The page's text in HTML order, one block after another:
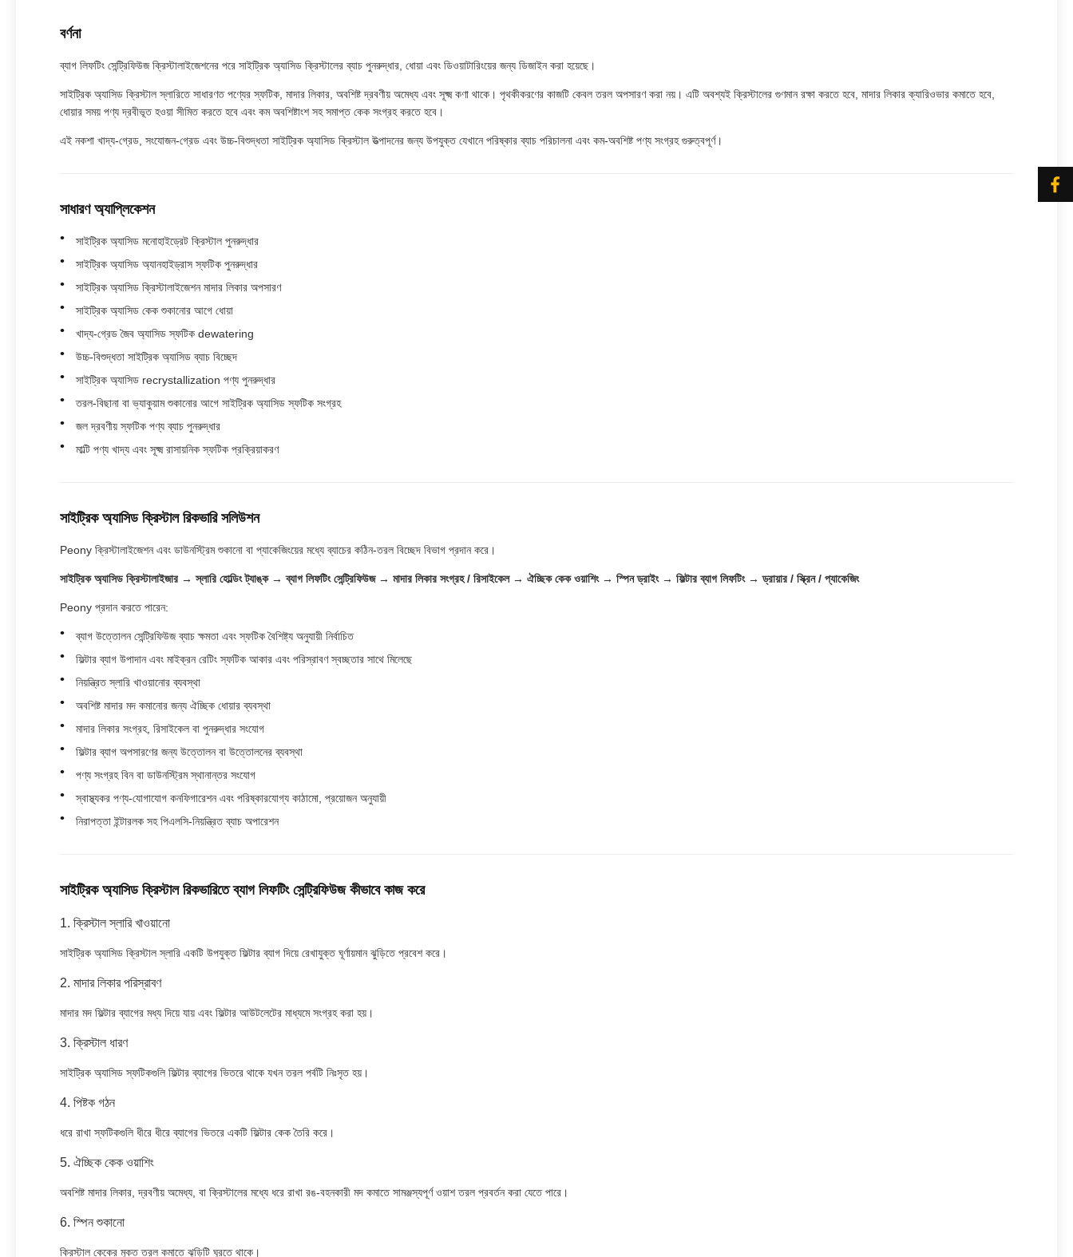
বর্ণনা
ব্যাগ লিফটিং সেন্ট্রিফিউজ ক্রিস্টালাইজেশনের পরে সাইট্রিক অ্যাসিড ক্রিস্টালের ব্যাচ পুনরুদ্ধার, ধোয়া এবং ডিওয়াটারিংয়ের জন্য ডিজাইন করা হয়েছে।
সাইট্রিক অ্যাসিড ক্রিস্টাল স্লারিতে সাধারণত পণ্যের স্ফটিক, মাদার লিকার, অবশিষ্ট দ্রবণীয় অমেধ্য এবং সূক্ষ্ম কণা থাকে। পৃথকীকরণের কাজটি কেবল তরল অপসারণ করা নয়। এটি অবশ্যই ক্রিস্টালের গুণমান রক্ষা করতে হবে, মাদার লিকার ক্যারিওভার কমাতে হবে,
ধোয়ার সময় পণ্য দ্রবীভূত হওয়া সীমিত করতে হবে এবং কম অবশিষ্টাংশ সহ সমাপ্ত কেক সংগ্রহ করতে হবে।
এই নকশা খাদ্য-গ্রেড, সংযোজন-গ্রেড এবং উচ্চ-বিশুদ্ধতা সাইট্রিক অ্যাসিড ক্রিস্টাল উত্পাদনের জন্য উপযুক্ত যেখানে পরিষ্কার ব্যাচ পরিচালনা এবং কম-অবশিষ্ট পণ্য সংগ্রহ গুরুত্বপূর্ণ।
সাধারণ অ্যাপ্লিকেশন
সাইট্রিক অ্যাসিড মনোহাইড্রেট ক্রিস্টাল পুনরুদ্ধার
সাইট্রিক অ্যাসিড অ্যানহাইড্রাস স্ফটিক পুনরুদ্ধার
সাইট্রিক অ্যাসিড ক্রিস্টালাইজেশন মাদার লিকার অপসারণ
সাইট্রিক অ্যাসিড কেক শুকানোর আগে ধোয়া
খাদ্য-গ্রেড জৈব অ্যাসিড স্ফটিক dewatering
উচ্চ-বিশুদ্ধতা সাইট্রিক অ্যাসিড ব্যাচ বিচ্ছেদ
সাইট্রিক অ্যাসিড recrystallization পণ্য পুনরুদ্ধার
তরল-বিছানা বা ভ্যাকুয়াম শুকানোর আগে সাইট্রিক অ্যাসিড স্ফটিক সংগ্রহ
জল দ্রবণীয় স্ফটিক পণ্য ব্যাচ পুনরুদ্ধার
মাল্টি পণ্য খাদ্য এবং সূক্ষ্ম রাসায়নিক স্ফটিক প্রক্রিয়াকরণ
সাইট্রিক অ্যাসিড ক্রিস্টাল রিকভারি সলিউশন
Peony ক্রিস্টালাইজেশন এবং ডাউনস্ট্রিম শুকানো বা প্যাকেজিংয়ের মধ্যে ব্যাচের কঠিন-তরল বিচ্ছেদ বিভাগ প্রদান করে।
সাইট্রিক অ্যাসিড ক্রিস্টালাইজার → স্লারি হোল্ডিং ট্যাঙ্ক → ব্যাগ লিফটিং সেন্ট্রিফিউজ → মাদার লিকার সংগ্রহ / রিসাইকেল → ঐচ্ছিক কেক ওয়াশিং → স্পিন ড্রাইং → ফিল্টার ব্যাগ লিফটিং → ড্রায়ার / স্ক্রিন / প্যাকেজিং
Peony প্রদান করতে পারেন:
ব্যাগ উত্তোলন সেন্ট্রিফিউজ ব্যাচ ক্ষমতা এবং স্ফটিক বৈশিষ্ট্য অনুযায়ী নির্বাচিত
ফিল্টার ব্যাগ উপাদান এবং মাইক্রন রেটিং স্ফটিক আকার এবং পরিস্রাবণ স্বচ্ছতার সাথে মিলেছে
নিয়ন্ত্রিত স্লারি খাওয়ানোর ব্যবস্থা
অবশিষ্ট মাদার মদ কমানোর জন্য ঐচ্ছিক ধোয়ার ব্যবস্থা
মাদার লিকার সংগ্রহ, রিসাইকেল বা পুনরুদ্ধার সংযোগ
ফিল্টার ব্যাগ অপসারণের জন্য উত্তোলন বা উত্তোলনের ব্যবস্থা
পণ্য সংগ্রহ বিন বা ডাউনস্ট্রিম স্থানান্তর সংযোগ
স্বাস্থ্যকর পণ্য-যোগাযোগ কনফিগারেশন এবং পরিষ্কারযোগ্য কাঠামো, প্রয়োজন অনুযায়ী
নিরাপত্তা ইন্টারলক সহ পিএলসি-নিয়ন্ত্রিত ব্যাচ অপারেশন
সাইট্রিক অ্যাসিড ক্রিস্টাল রিকভারিতে ব্যাগ লিফটিং সেন্ট্রিফিউজ কীভাবে কাজ করে
1. ক্রিস্টাল স্লারি খাওয়ানো
সাইট্রিক অ্যাসিড ক্রিস্টাল স্লারি একটি উপযুক্ত ফিল্টার ব্যাগ দিয়ে রেখাযুক্ত ঘূর্ণায়মান ঝুড়িতে প্রবেশ করে।
2. মাদার লিকার পরিস্রাবণ
মাদার মদ ফিল্টার ব্যাগের মধ্য দিয়ে যায় এবং ফিল্টার আউটলেটের মাধ্যমে সংগ্রহ করা হয়।
3. ক্রিস্টাল ধারণ
সাইট্রিক অ্যাসিড স্ফটিকগুলি ফিল্টার ব্যাগের ভিতরে থাকে যখন তরল পর্বটি নিঃসৃত হয়।
4. পিষ্টক গঠন
ধরে রাখা স্ফটিকগুলি ধীরে ধীরে ব্যাগের ভিতরে একটি ফিল্টার কেক তৈরি করে।
5. ঐচ্ছিক কেক ওয়াশিং
অবশিষ্ট মাদার লিকার, দ্রবণীয় অমেধ্য, বা ক্রিস্টালের মধ্যে ধরে রাখা রঙ-বহনকারী মদ কমাতে সামঞ্জস্যপূর্ণ ওয়াশ তরল প্রবর্তন করা যেতে পারে।
6. স্পিন শুকানো
ক্রিস্টাল কেকের মুক্ত তরল কমাতে ঝুড়িটি ঘুরতে থাকে।